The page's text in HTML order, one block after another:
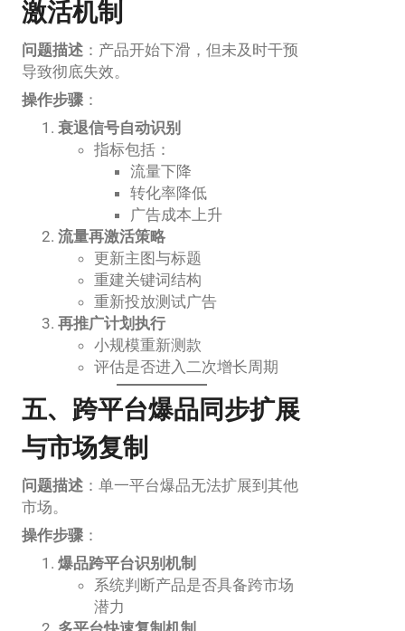
激活机制
问题描述 ：产品开始下滑，但未及时干预
导致彻底失效。
操作步骤 ：
衰退信号自动识别
指标包括：
流量下降
转化率降低
广告成本上升
流量再激活策略
更新主图与标题
重建关键词结构
重新投放测试广告
再推广计划执行
小规模重新测款
评估是否进入二次增长周期
五、跨平台爆品同步扩展
与市场复制
问题描述 ：单一平台爆品无法扩展到其他
市场。
操作步骤 ：
爆品跨平台识别机制
系统判断产品是否具备跨市场
潜力